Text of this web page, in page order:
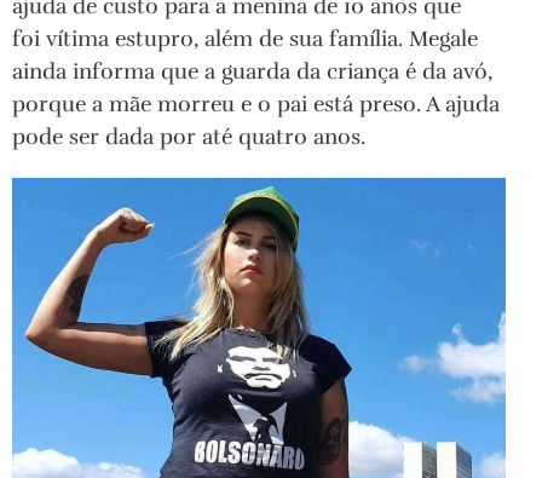
ajuda de custo para a menina de 10 anos que
foi vítima estupro, além de sua família. Megale
ainda informa que a guarda da criança é da avó,
porque a mãe morreu e o pai está preso. A ajuda
pode ser dada por até quatro anos.